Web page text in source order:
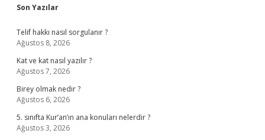
Sidebar
Son Yazılar
Telif hakkı nasıl sorgulanır ?
Ağustos 8, 2026
Kat ve kat nasıl yazılır ?
Ağustos 7, 2026
Birey olmak nedir ?
Ağustos 6, 2026
5. sınıfta Kur’an’ın ana konuları nelerdir ?
Ağustos 3, 2026